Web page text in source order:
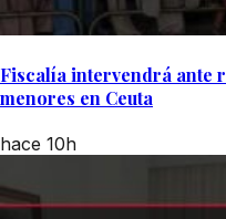
Fiscalía intervendrá ante
menores en Ceuta
hace 10h